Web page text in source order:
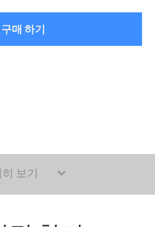
구매 하기
보기